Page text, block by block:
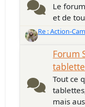
Le
et de
Re : Action-
Forum
Tout ce
mais